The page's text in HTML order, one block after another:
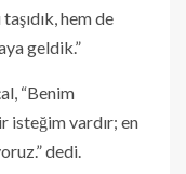
hem de
geldik.”
“Benim
isteğim vardır; en
dedi.